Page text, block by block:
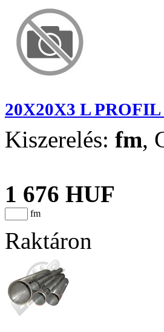
20X20X3 L
Kiszerelés: fm,
1 676 HUF
fm
Raktáron